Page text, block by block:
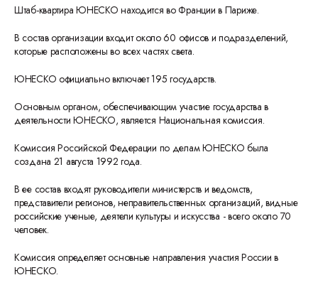
Штаб-квартира ЮНЕСКО находится во Франции в Париже.
В состав организации входит около 60 офисов и подразделений,
которые расположены во всех частях света.
ЮНЕСКО официально включает 195 государств.
Основным органом, обеспечивающим участие государства в
деятельности ЮНЕСКО, является Национальная комиссия.
Комиссия Российской Федерации по делам ЮНЕСКО была
создана 21 августа 1992 года.
В ее состав входят руководители министерств и ведомств,
представители регионов, неправительственных организаций, видные
российские ученые, деятели культуры и искусства - всего около 70
человек.
Комиссия определяет основные направления участия России в
ЮНЕСКО.